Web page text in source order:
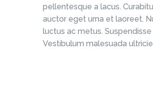
pellentesque a lacus.
auctor eget urna et laoreet.
luctus ac metus.
Vestibulum malesuada